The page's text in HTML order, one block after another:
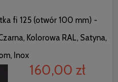
fi 125 (otwór 100 mm) -
Kolorowa RAL, Satyna,
Inox
160,00 zł